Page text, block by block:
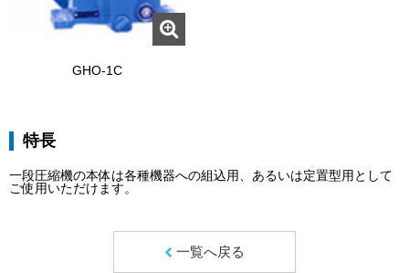
GHO-1C
特長
一段圧縮機の本体は各種機器への組込用、あるいは定置型用として
ご使用いただけます。
一覧へ戻る